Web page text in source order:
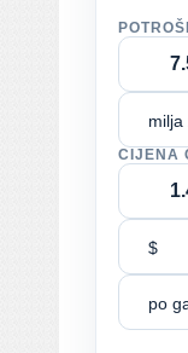
milja
CIJENA
$
po